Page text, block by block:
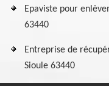
Epaviste pour
63440
Entreprise de
Sioule 63440